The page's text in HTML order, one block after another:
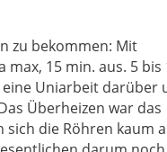
zu bekommen: Mit
max, 15 min. aus. 5 bis
Uniarbeit darüber
Überheizen war das
die Röhren kaum